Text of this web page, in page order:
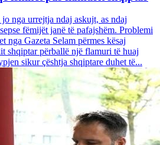
nga urrejtja ndaj askujt, as ndaj
fëmijët janë të pafajshëm. Problemi
nga Gazeta Selam përmes kësaj
shqiptar përballë një flamuri të huaj
sikur çështja shqiptare duhet të...